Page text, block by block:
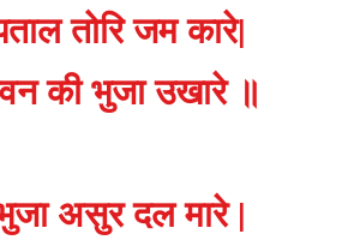
तोरि जम कारे|
की भुजा उखारे ॥
असुर दल मारे |